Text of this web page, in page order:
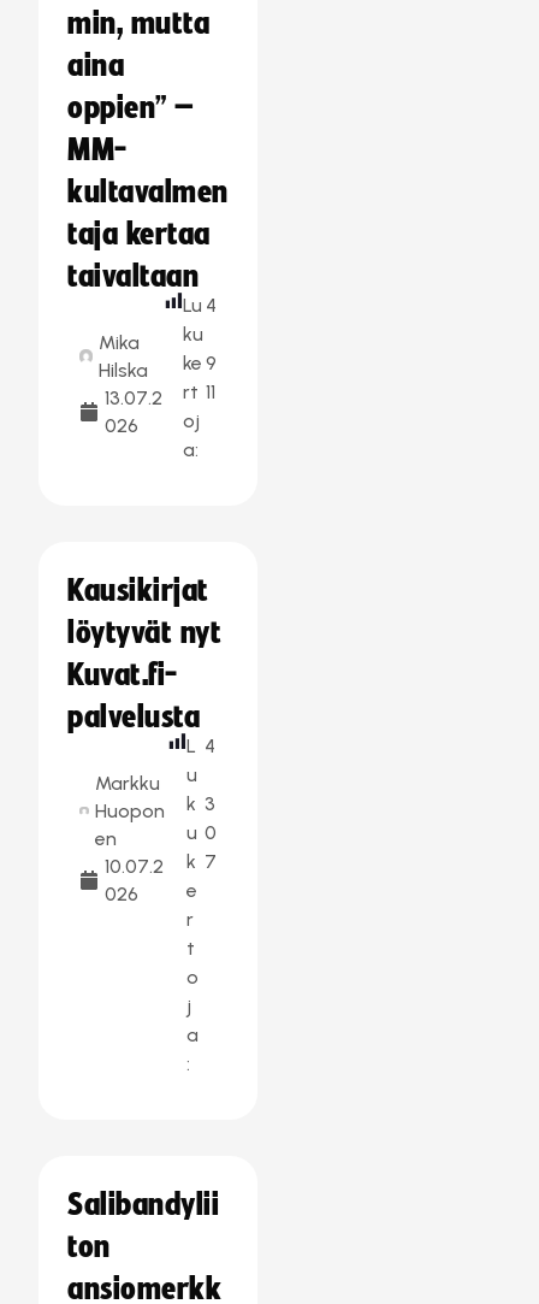
min, mutta
aina
oppien” –
MM-
kultavalmen
taja kertaa
taivaltaan
Mika
Hilska
13.07.2
026
Lu
ku
ke
rt
oj
a:
4
9
11
Kausikirjat
löytyvät nyt
Kuvat.fi-
palvelusta
Markku
Huopon
en
10.07.2
026
L
u
k
u
k
e
r
t
o
j
a
:
4
3
0
7
Salibandylii
ton
ansiomerkk